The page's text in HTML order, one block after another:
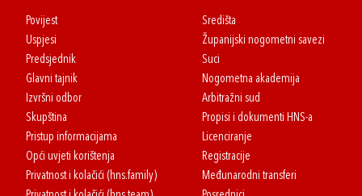
Povijest
Uspjesi
Predsjednik
Glavni tajnik
Izvršni odbor
Skupština
Pristup informacijama
Opći uvjeti korištenja
Privatnost i kolačići (hns.family)
Središta
Županijski nogometni savezi
Suci
Nogometna akademija
Arbitražni sud
Propisi i dokumenti HNS-a
Licenciranje
Registracije
Međunarodni transferi